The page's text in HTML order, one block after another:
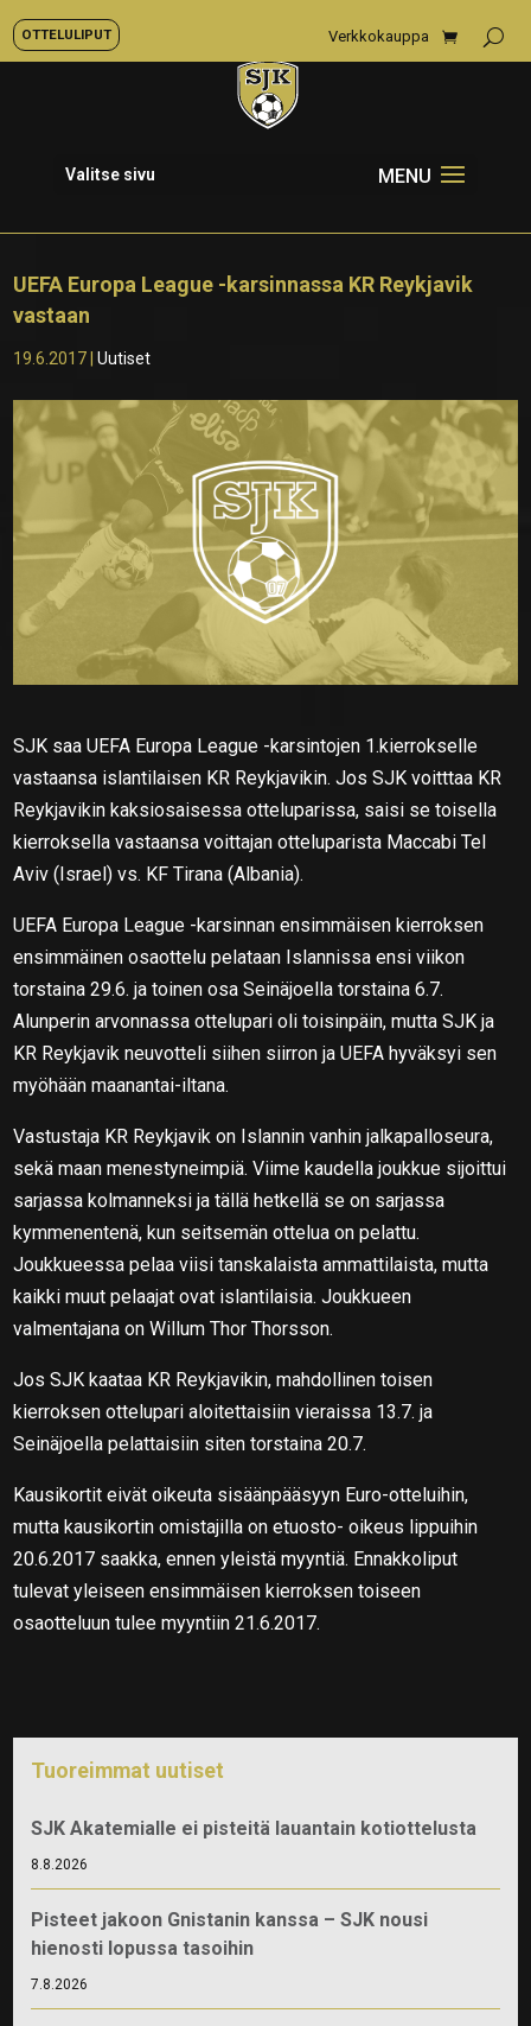
OTTELULIPUT Verkkokauppa
Valitse sivu
UEFA Europa League -karsinnassa KR Reykjavik
vastaan
19.6.2017 |Uutiset
SJK saa UEFA Europa League -karsintojen 1.kierrokselle
vastaansa islantilaisen KR Reykjavikin. Jos SJK voitttaa KR
Reykjavikin kaksiosaisessa otteluparissa, saisi se toisella
kierroksella vastaansa voittajan otteluparista Maccabi Tel
Aviv (Israel) vs. KF Tirana (Albania).
UEFA Europa League -karsinnan ensimmäisen kierroksen
ensimmäinen osaottelu pelataan Islannissa ensi viikon
torstaina 29.6. ja toinen osa Seinäjoella torstaina 6.7.
Alunperin arvonnassa ottelupari oli toisinpäin, mutta SJK ja
KR Reykjavik neuvotteli siihen siirron ja UEFA hyväksyi sen
myöhään maanantai-iltana.
Vastustaja KR Reykjavik on Islannin vanhin jalkapalloseura,
sekä maan menestyneimpiä. Viime kaudella joukkue sijoittui
sarjassa kolmanneksi ja tällä hetkellä se on sarjassa
kymmenentenä, kun seitsemän ottelua on pelattu.
Joukkueessa pelaa viisi tanskalaista ammattilaista, mutta
kaikki muut pelaajat ovat islantilaisia. Joukkueen
valmentajana on Willum Thor Thorsson.
Jos SJK kaataa KR Reykjavikin, mahdollinen toisen
kierroksen ottelupari aloitettaisiin vieraissa 13.7. ja
Seinäjoella pelattaisiin siten torstaina 20.7.
Kausikortit eivät oikeuta sisäänpääsyyn Euro-otteluihin,
mutta kausikortin omistajilla on etuosto- oikeus lippuihin
20.6.2017 saakka, ennen yleistä myyntiä. Ennakkoliput
tulevat yleiseen ensimmäisen kierroksen toiseen
osaotteluun tulee myyntiin 21.6.2017.
Tuoreimmat uutiset
SJK Akatemialle ei pisteitä lauantain kotiottelusta
8.8.2026
Pisteet jakoon Gnistanin kanssa – SJK nousi
hienosti lopussa tasoihin
7.8.2026